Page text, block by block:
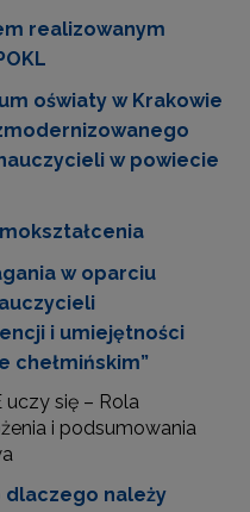
realizowanym
oświaty w Krakowie
w powiecie
w oparciu
i umiejętności
chełmińskim”
uczy się – Rola
i podsumowania
dlaczego należy